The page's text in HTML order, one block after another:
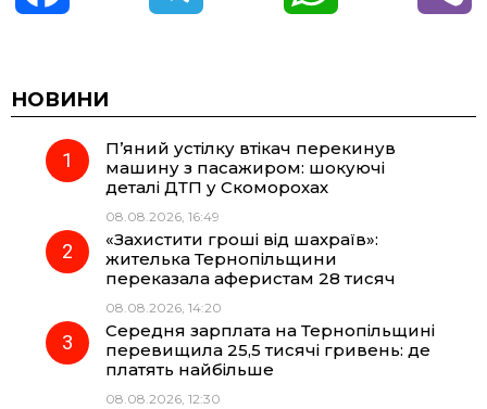
c
e
o
k
e
g
r
a
m
t
НОВИНИ
П’яний устілку втікач перекинув
машину з пасажиром: шокуючі
деталі ДТП у Скоморохах
08.08.2026, 16:49
«Захистити гроші від шахраїв»:
жителька Тернопільщини
переказала аферистам 28 тисяч
08.08.2026, 14:20
Середня зарплата на Тернопільщині
перевищила 25,5 тисячі гривень: де
платять найбільше
08.08.2026, 12:30